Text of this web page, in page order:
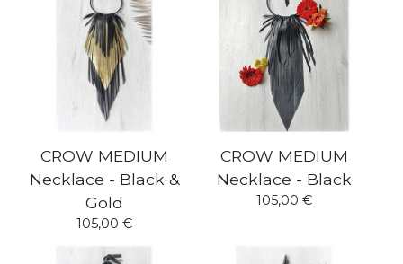
CROW MEDIUM
Necklace - Black &
Gold
105,00 €
CROW MEDIUM
Necklace - Black
105,00 €